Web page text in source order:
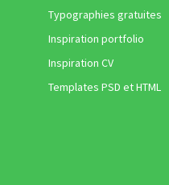
Typographies gratuites
Inspiration portfolio
Inspiration CV
Templates PSD et HTML